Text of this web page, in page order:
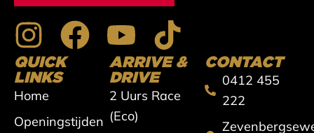
I
n
s
t
F
a
e
Y
o
u
t
T
i
k
t
QUICK
LINKS
Home
Openingstijden
ARRIVE &
DRIVE
2 Uurs Race
(Eco)
CONTACT
0412 455
222